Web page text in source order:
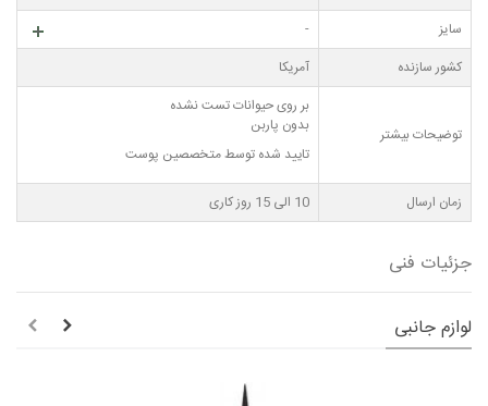
سایز
-
کشور سازنده
آمریکا
توضیحات بیشتر
بر روی حیوانات تست نشده
بدون پاربن
تایید شده توسط متخصصین پوست
زمان ارسال 10 الی 15 روز کاری
جزئیات فنی
لوازم جانبی